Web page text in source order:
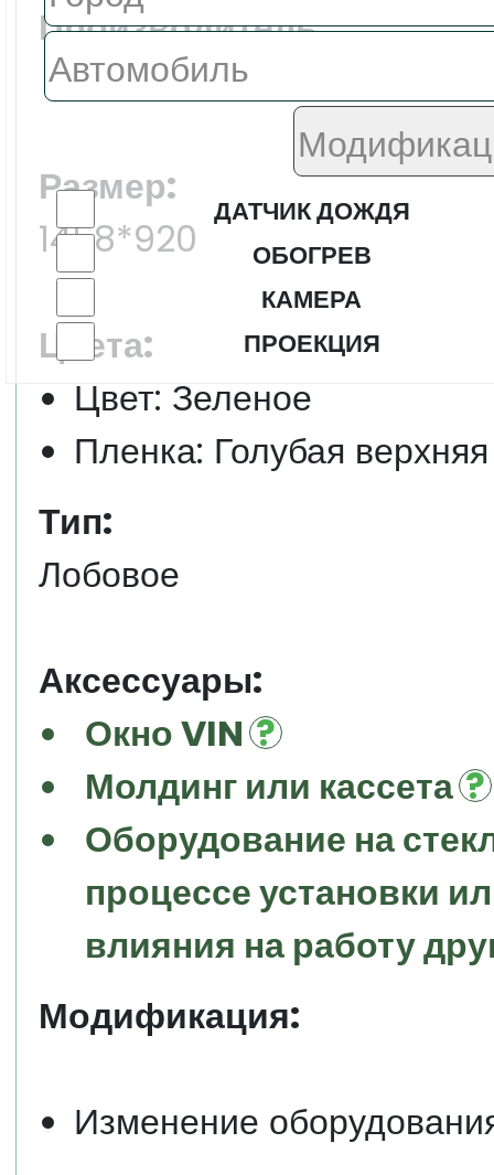
ДАТЧИК ДОЖДЯ
ОБОГРЕВ
КАМЕРА
ПРОЕКЦИЯ
Производитель:
FYG
Размер:
1458*920
Цвета:
Цвет: Зеленое
Пленка: Голубая
Тип:
Лобовое
Аксессуары:
Окно VIN
Молдинг или кассета
Оборудование на
процессе установки
влияния на работу
Модификация:
Изменение